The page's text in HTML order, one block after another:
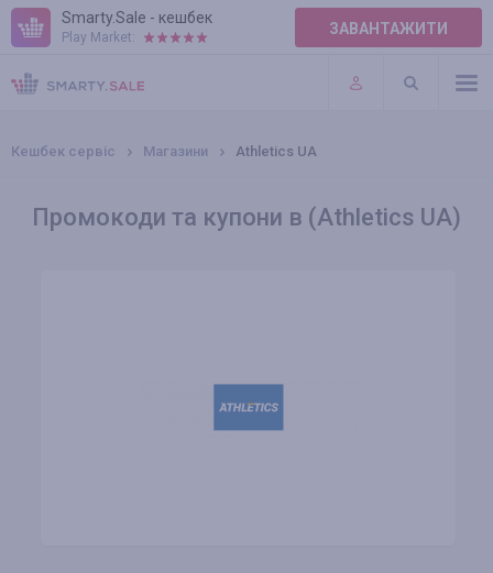
Smarty.Sale - кешбек
Play Market: ЗАВАНТАЖИТИ
ПРАВИЛА
ПЛАГІНИ
Кешбек сервіс Магазини Athletics UA
Промокоди та купони в (Athletics UA)